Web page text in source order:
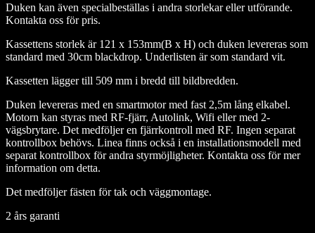
Duken kan även specialbeställas i andra storlekar eller utförande.
Kontakta oss för pris.
Kassettens storlek är 121 x 153mm(B x H) och duken levereras som
standard med 30cm blackdrop. Underlisten är som standard vit.
Kassetten lägger till 509 mm i bredd till bildbredden.
Duken levereras med en smartmotor med fast 2,5m lång elkabel.
Motorn kan styras med RF-fjärr, Autolink, Wifi eller med 2-
vägsbrytare. Det medföljer en fjärrkontroll med RF. Ingen separat
kontrollbox behövs. Linea finns också i en installationsmodell med
separat kontrollbox för andra styrmöjligheter. Kontakta oss för mer
information om detta.
Det medföljer fästen för tak och väggmontage.
2 års garanti